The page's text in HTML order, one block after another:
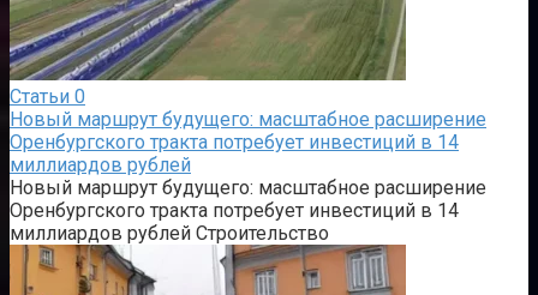
Статьи 0
Новый маршрут будущего: масштабное расширение
Оренбургского тракта потребует инвестиций в 14
миллиардов рублей
Новый маршрут будущего: масштабное расширение
Оренбургского тракта потребует инвестиций в 14
миллиардов рублей Строительство